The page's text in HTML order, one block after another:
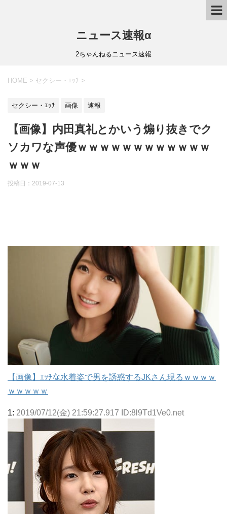
ニュース速報α
2ちゃんねるニュース速報
HOME > セクシー・ｴｯﾁ >
セクシー・ｴｯﾁ 画像 速報
【画像】内田真礼とかいう煽り抜きでク
ソカワな声優ｗｗｗｗｗｗｗｗｗｗｗｗ
ｗｗｗ
投稿日： 2019-07-13
【画像】ｴｯﾁな水着姿で男を誘惑するJKさん現るｗｗｗｗ
ｗｗｗｗｗ
1: 2019/07/12(金) 21:59:27.917 ID:8l9Td1Ve0.net